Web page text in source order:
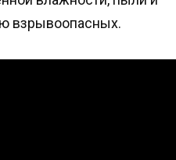
взрывоопасных.